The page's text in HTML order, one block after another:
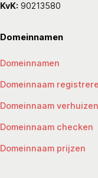
KvK: 90213580
Domeinnamen
Domeinnamen
Domeinnaam
Domeinnaam verhuizen
Domeinnaam checken
Domeinnaam prijzen